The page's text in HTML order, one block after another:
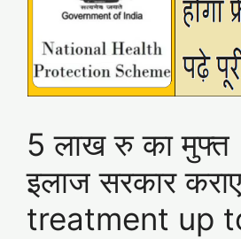
5 लाख रु का मुफ्त
इलाज सरकार
treatment up